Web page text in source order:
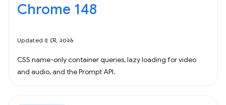
Chrome 148
Updated ৫ মে, ২০২৬
CSS name-only container queries, lazy loading for video
and audio, and the Prompt API.